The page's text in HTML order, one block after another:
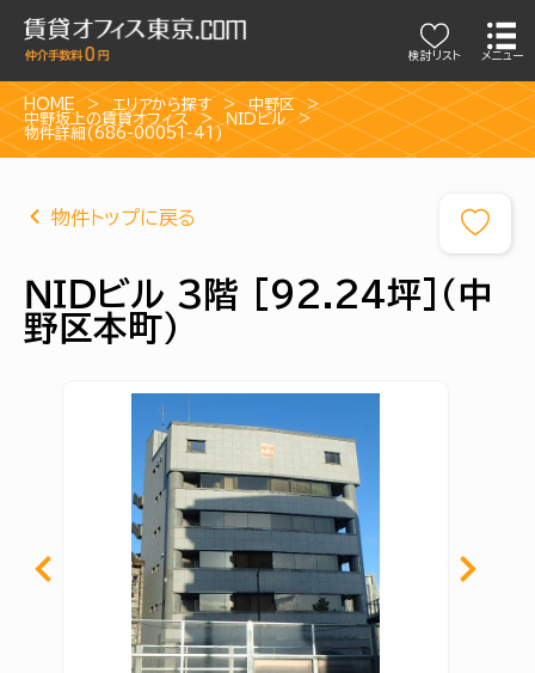
検討リスト メニュー
HOME エリアから探す
中野区
中野坂上の賃貸オフィス
ＮＩＤビル
物件詳細(686-00051-41)
物件トップに戻る
ＮＩＤビル 3階 [92.24坪]（中
野区本町）